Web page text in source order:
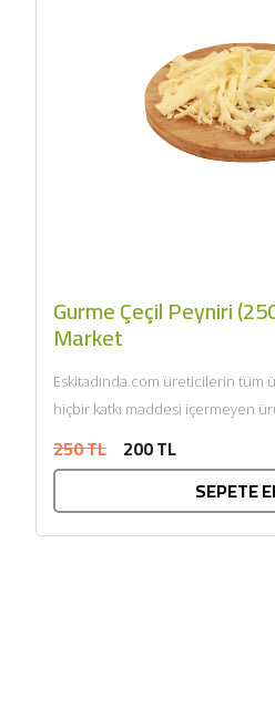
Gurme Çeçil Peyniri
Market
Eskitadında.com üreticilerin
hiçbir katkı maddesi içermeyen
250 TL 200 TL
SEPETE